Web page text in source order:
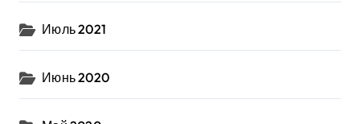
Июль 2021
Июнь 2020